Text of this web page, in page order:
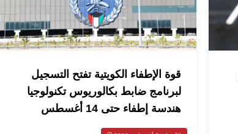
قوة الإطفاء الكويتية تفتح التسجيل
لبرنامج ضابط بكالوريوس تكنولوجيا
هندسة إطفاء حتى 14 أغسطس